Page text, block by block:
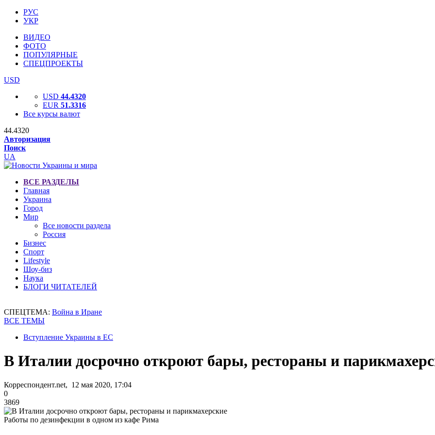
РУС
УКР
ВИДЕО
ФОТО
ПОПУЛЯРНЫЕ
СПЕЦПРОЕКТЫ
USD
USD 44.4320
EUR 51.3316
Все курсы валют
44.4320
Авторизация
Поиск
UA
ВСЕ РАЗДЕЛЫ
Главная
Украина
Город
Мир
Все новости раздела
Россия
Бизнес
Спорт
Lifestyle
Шоу-биз
Наука
БЛОГИ ЧИТАТЕЛЕЙ
СПЕЦТЕМА: Война в Иране
ВСЕ ТЕМЫ
Вступление Украины в ЕС
В Италии досрочно откроют бары, рестораны и
Корреспондент.net, 12 мая 2020, 17:04
0
3869
Работы по дезинфекции в одном из кафе Рима